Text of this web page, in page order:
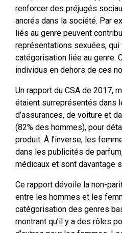
renforcer des préjugés
ancrés dans la société. Par
liés au genre peuvent
représentations sexuées, qui
catégorisation liée au genre.
individus en dehors de ces
Un rapport du CSA de 2017,
étaient surreprésentés dans
d’assurances, de voiture et
(82% des hommes), pour
produit. À l’inverse, les
dans les publicités de
médicaux et sont davantage
Ce rapport dévoile la non-
entre les hommes et les
catégorisation des genres
montrant qu’il y a des rôles